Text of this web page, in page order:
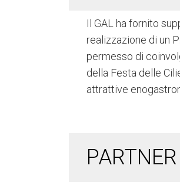
Il GAL ha fornito
realizzazione di un
permesso di
della Festa delle
attrattive
PARTNER